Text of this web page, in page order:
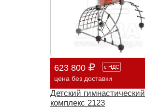
623 800 с НДС
цена без доставки
Детский гимнастический
комплекс 2123